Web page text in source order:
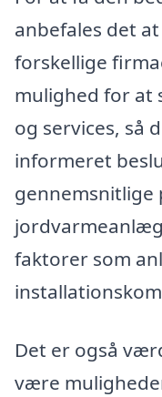
anbefales det
forskellige
mulighed for at
og services, så
informeret
gennemsnitlige
faktorer som
Det er også
være